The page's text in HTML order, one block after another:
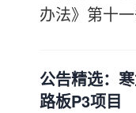
办法》第十
公告精选：
路板P3项目